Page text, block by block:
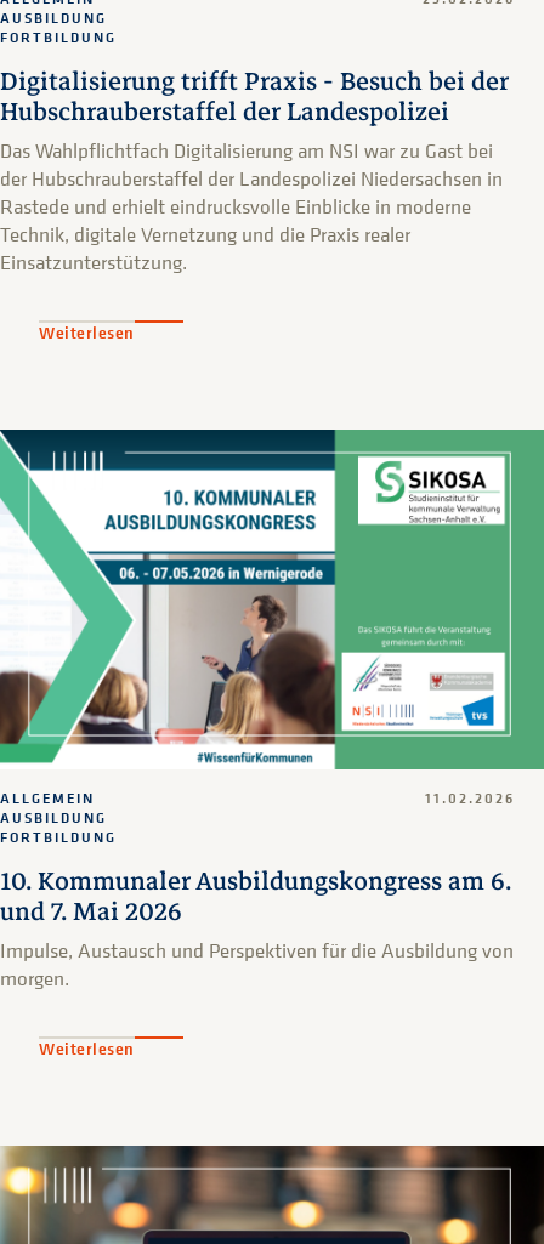
Digitalisierung trifft Praxis - Besuch bei der
Hubschrauberstaffel der Landespolizei
AUSBILDUNG
FORTBILDUNG
Das Wahlpflichtfach Digitalisierung am NSI war zu Gast bei
der Hubschrauberstaffel der Landespolizei Niedersachsen in
Rastede und erhielt eindrucksvolle Einblicke in moderne
Technik, digitale Vernetzung und die Praxis realer
Einsatzunterstützung.
Weiterlesen
10. Kommunaler Ausbildungskongress am 6.
und 7. Mai 2026
ALLGEMEIN
AUSBILDUNG
FORTBILDUNG
11.02.2026
Impulse, Austausch und Perspektiven für die Ausbildung von
morgen.
Weiterlesen